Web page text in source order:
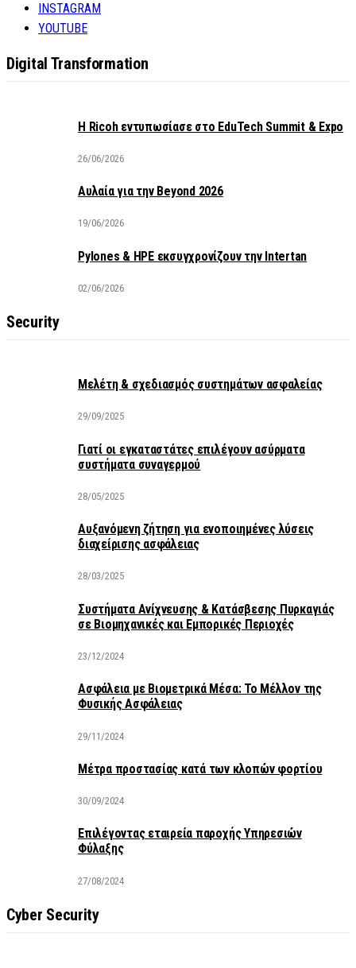
INSTAGRAM
YOUTUBE
Digital Transformation
Η Ricoh εντυπωσίασε στο EduTech Summit & Expo
26/06/2026
Αυλαία για την Beyond 2026
19/06/2026
Pylones & HPE εκσυγχρονίζουν την Intertan
02/06/2026
Security
Μελέτη & σχεδιασμός συστημάτων ασφαλείας
29/09/2025
Γιατί οι εγκαταστάτες επιλέγουν ασύρματα
συστήματα συναγερμού
28/05/2025
Αυξανόμενη ζήτηση για ενοποιημένες λύσεις
διαχείρισης ασφάλειας
28/03/2025
Συστήματα Ανίχνευσης & Κατάσβεσης Πυρκαγιάς
σε Βιομηχανικές και Εμπορικές Περιοχές
23/12/2024
Ασφάλεια με Βιομετρικά Μέσα: Το Μέλλον της
Φυσικής Ασφάλειας
29/11/2024
Μέτρα προστασίας κατά των κλοπών φορτίου
30/09/2024
Επιλέγοντας εταιρεία παροχής Υπηρεσιών
Φύλαξης
27/08/2024
Cyber Security